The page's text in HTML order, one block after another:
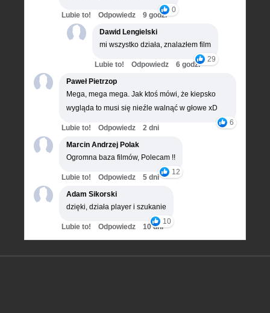
0
Lubie to! Odpowiedz
9 godz.
Dawid Lengielski
mi wszystko działa, znalazłem film
29
Lubie to! Odpowiedz
6 godz.
Paweł Pietrzop
Mega, mega mega. Jak ktoś mówi, że kiepsko
wygląda to musi się nieźle walnąć w głowe xD
6
Lubie to! Odpowiedz
2 dni
Marcin Andrzej Polak
Ogromna baza filmów, Polecam !!
12
Lubie to! Odpowiedz
5 dni
Adam Sikorski
dzięki, działa player i szukanie
10
Lubie to! Odpowiedz 10 dni